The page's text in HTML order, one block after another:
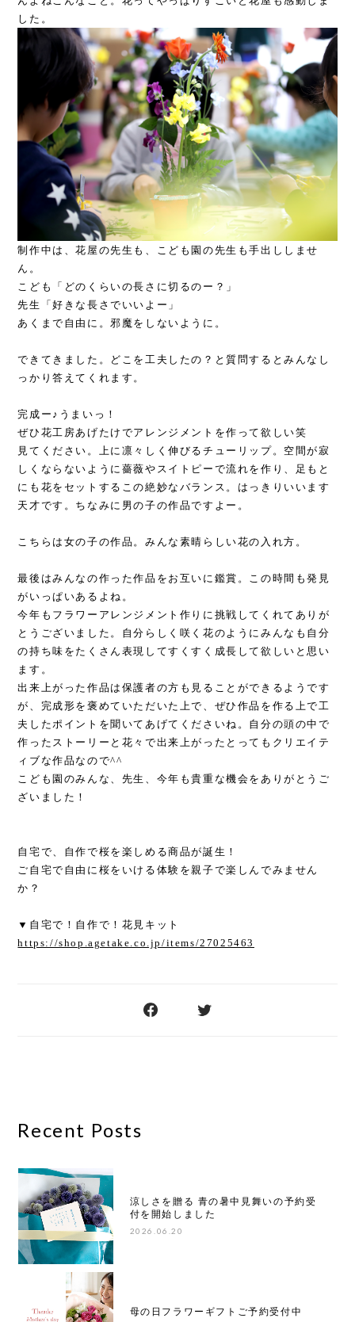
した。
制作中は、花屋の先生も、こども園の先生も手出ししませ
ん。
こども「どのくらいの長さに切るのー？」
先生「好きな長さでいいよー」
あくまで自由に。邪魔をしないように。
できてきました。どこを工夫したの？と質問するとみんなし
っかり答えてくれます。
完成ー♪うまいっ！
ぜひ花工房あげたけでアレンジメントを作って欲しい笑
見てください。上に凛々しく伸びるチューリップ。空間が寂
しくならないように薔薇やスイトピーで流れを作り、足もと
にも花をセットするこの絶妙なバランス。はっきりいいます
天才です。ちなみに男の子の作品ですよー。
こちらは女の子の作品。みんな素晴らしい花の入れ方。
最後はみんなの作った作品をお互いに鑑賞。この時間も発見
がいっぱいあるよね。
今年もフラワーアレンジメント作りに挑戦してくれてありが
とうございました。自分らしく咲く花のようにみんなも自分
の持ち味をたくさん表現してすくすく成長して欲しいと思い
ます。
出来上がった作品は保護者の方も見ることができるようです
が、完成形を褒めていただいた上で、ぜひ作品を作る上で工
夫したポイントを聞いてあげてくださいね。自分の頭の中で
作ったストーリーと花々で出来上がったとってもクリエイテ
ィブな作品なので^^
こども園のみんな、先生、今年も貴重な機会をありがとうご
ざいました！
自宅で、自作で桜を楽しめる商品が誕生！
ご自宅で自由に桜をいける体験を親子で楽しんでみません
か？
▼自宅で！自作で！花見キット
https://shop.agetake.co.jp/items/27025463
Recent Posts
涼しさを贈る 青の暑中見舞いの予約受
付を開始しました
2026.06.20
母の日フラワーギフトご予約受付中